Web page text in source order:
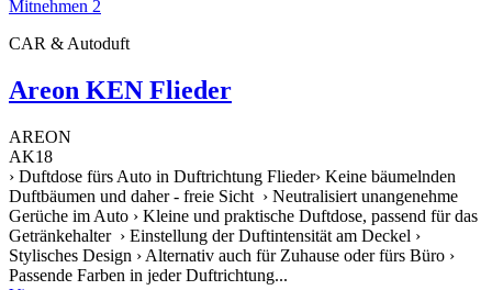
CAR & Autoduft
Areon KEN Flieder
AREON
AK18
› Duftdose fürs Auto in Duftrichtung Flieder› Keine bäumelnden
Duftbäumen und daher - freie Sicht › Neutralisiert unangenehme
Gerüche im Auto › Kleine und praktische Duftdose, passend für das
Getränkehalter › Einstellung der Duftintensität am Deckel ›
Stylisches Design › Alternativ auch für Zuhause oder fürs Büro ›
Passende Farben in jeder Duftrichtung...